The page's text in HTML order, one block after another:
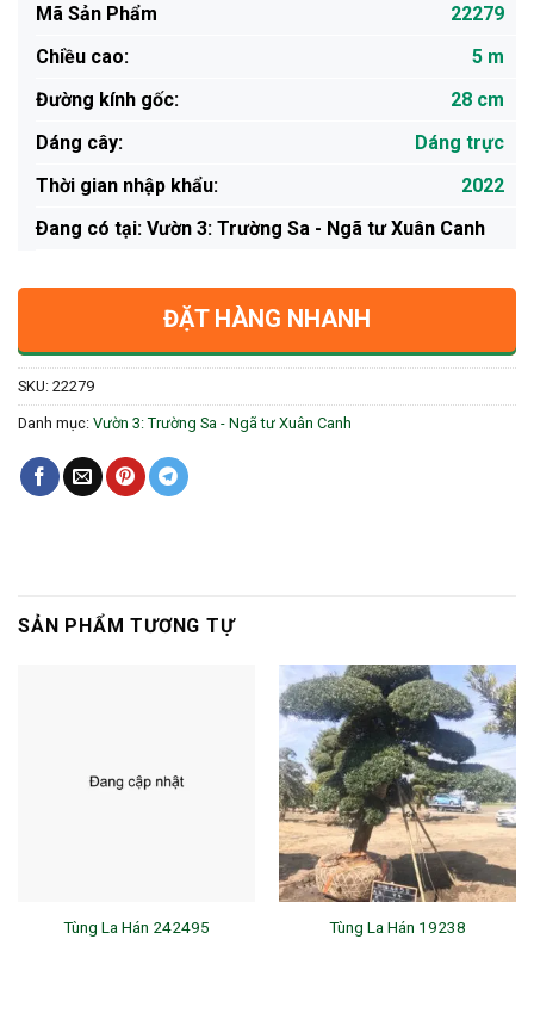
Mã Sản Phẩm
22279
Chiều cao:
5 m
Đường kính gốc:
28 cm
Dáng cây:
Dáng trực
Thời gian nhập khẩu:
2022
Ðang có tại: Vườn 3: Trường Sa - Ngã tư Xuân Canh
ĐẶT HÀNG NHANH
SKU: 22279
Danh mục: Vườn 3: Trường Sa - Ngã tư Xuân Canh
SẢN PHẨM TƯƠNG TỰ
Tùng La Hán 242495 Tùng La Hán 19238